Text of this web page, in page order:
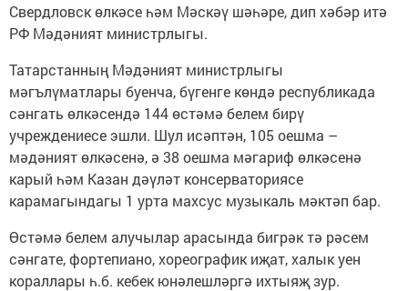
Свердловск өлкәсе һәм Мәскәү шәһәре, дип хәбәр итә
РФ Мәдәният министрлыгы.
Татарстанның Мәдәният министрлыгы
мәгълүматлары буенча, бүгенге көндә республикада
сәнгать өлкәсендә 144 өстәмә белем бирү
учреждениесе эшли. Шул исәптән, 105 оешма –
мәдәният өлкәсенә, ә 38 оешма мәгариф өлкәсенә
карый һәм Казан дәүләт консерваториясе
карамагындагы 1 урта махсус музыкаль мәктәп бар.
Өстәмә белем алучылар арасында бигрәк тә рәсем
сәнгате, фортепиано, хореографик иҗат, халык уен
кораллары һ.б. кебек юнәлешләргә ихтыяҗ зур.